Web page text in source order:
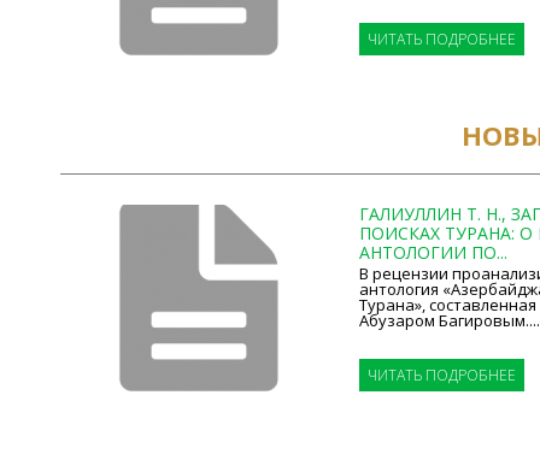
ЧИТАТЬ ПОДРОБНЕЕ
ГАЛИУЛЛИН Т. Н.,
ПОИСКАХ ТУРАНА:
АНТОЛОГИИ ПО...
В рецензии
антология
Турана»,
Абузаром Багировым....
ЧИТАТЬ ПОДРОБНЕЕ